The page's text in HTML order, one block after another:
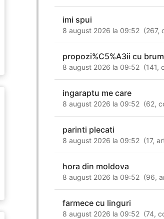
imi spui
8 august 2026 la 09:52 (267,
propozi%C5%A3ii cu
8 august 2026 la 09:52 (141,
ingaraptu me care
8 august 2026 la 09:52 (62,
parinti plecati
8 august 2026 la 09:52 (17,
hora din moldova
8 august 2026 la 09:52 (96,
farmece cu linguri
8 august 2026 la 09:52 (74,